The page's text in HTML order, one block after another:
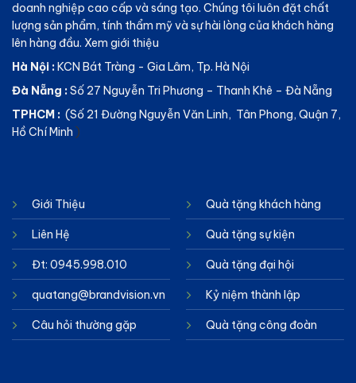
doanh nghiệp cao cấp và sáng tạo. Chúng tôi luôn đặt chất
lượng sản phẩm, tính thẩm mỹ và sự hài lòng của khách hàng
lên hàng đầu. Xem giới thiệu
Hà Nội :KCN Bát Tràng - Gia Lâm, Tp. Hà Nội
Đà Nẵng :Số 27 Nguyễn Tri Phương – Thanh Khê – Đà Nẵng
TPHCM : (Số 21 Đường Nguyễn Văn Linh, Tân Phong, Quận 7,
Hồ Chí Minh )
Giới Thiệu
Liên Hệ
Đt: 0945.998.010
quatang@brandvision.vn
Câu hỏi thường gặp
Quà tặng khách hàng
Quà tặng sự kiện
Quà tặng đại hội
Kỷ niệm thành lập
Quà tặng công đoàn